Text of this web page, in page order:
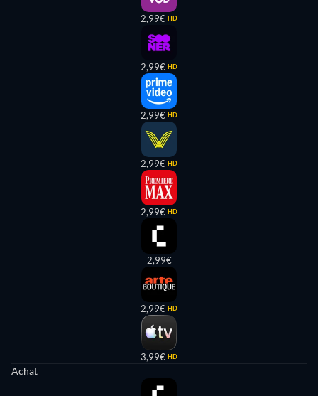
2,99€ HD
2,99€ HD
2,99€ HD
2,99€ HD
2,99€ HD
2,99€
2,99€ HD
3,99€ HD
Achat